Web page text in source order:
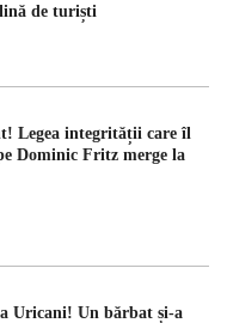
de turiști
Legea integrității care îl
Dominic Fritz merge la
Uricani! Un bărbat și-a